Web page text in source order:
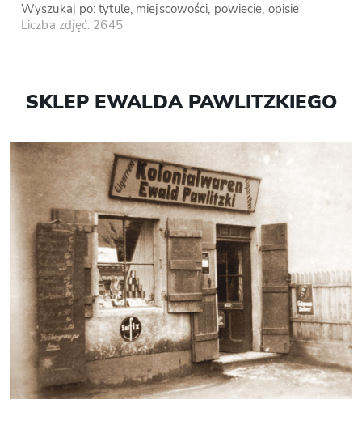
Wyszukaj po: tytule, miejscowości, powiecie, opisie
Liczba zdjęć: 2645
SKLEP EWALDA PAWLITZKIEGO